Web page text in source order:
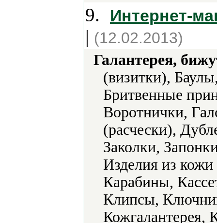
9. Интернет-
| (12.02.2013)
Галантерея,
(визитки),
Бритвенные
Воротнички,
(расчески),
Заколки,
Изделия из
Карабины,
Клипсы,
Кожгалантерея,